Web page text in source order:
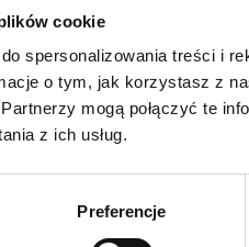
cookie
spersonalizowania treści i
o tym, jak korzystasz z
mogą połączyć te
z ich usług.
Preferencje
Cena netto:20,33zł
Cena brutto:25,00zł